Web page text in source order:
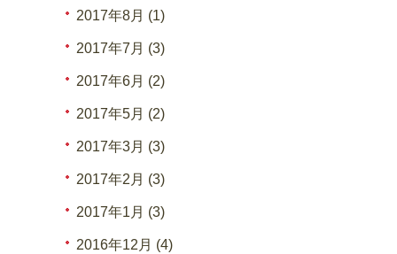
2017年8月 (1)
2017年7月 (3)
2017年6月 (2)
2017年5月 (2)
2017年3月 (3)
2017年2月 (3)
2017年1月 (3)
2016年12月 (4)